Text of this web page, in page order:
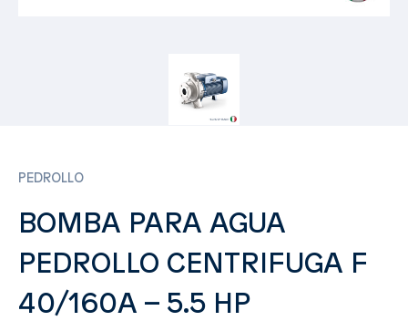
PEDROLLO
BOMBA PARA AGUA
PEDROLLO CENTRIFUGA F
40/160A – 5.5 HP